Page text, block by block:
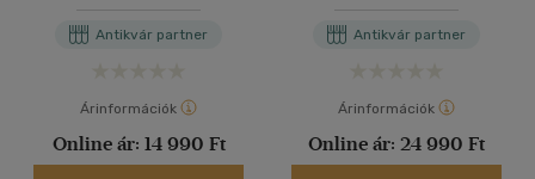
Antikvár partner
Árinformációk
Online ár: 14 990 Ft
Antikvár partner
Árinformációk
Online ár: 24 990 Ft